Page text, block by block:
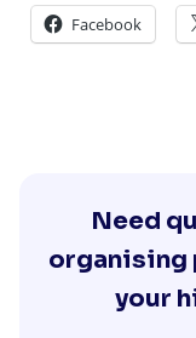
Facebook
Need
organising
your